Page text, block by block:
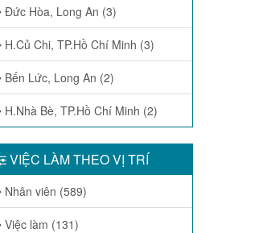
Đức Hòa, Long An (3)
H.Củ Chi, TP.Hồ Chí Minh (3)
Bến Lức, Long An (2)
H.Nhà Bè, TP.Hồ Chí Minh (2)
VIỆC LÀM THEO VỊ TRÍ
Nhân viên (589)
Việc làm (131)